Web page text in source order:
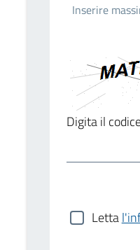
Inserire
Digita il
Letta